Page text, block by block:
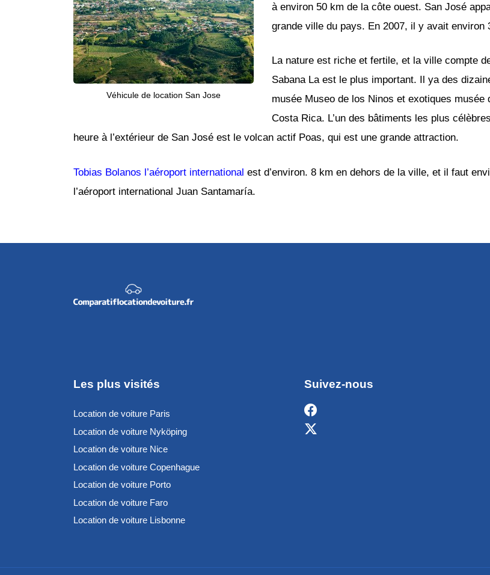
Véhicule de location San Jose
à environ 50 km de la côte ouest. San José
grande ville du pays. En 2007, il y avait environ
La nature est riche et fertile, et la ville compte
Sabana La est le plus important. Il ya des
musée Museo de los Ninos et exotiques
Costa Rica. L’un des bâtiments les plus
heure à l’extérieur de San José est le volcan actif Poas, qui est une grande attraction.
Tobias Bolanos l’aéroport international est d’environ. 8 km en dehors de la ville, et il faut
l’aéroport international Juan Santamaría.
Les plus visités
Location de voiture Paris
Location de voiture Nyköping
Location de voiture Nice
Location de voiture Copenhague
Location de voiture Porto
Location de voiture Faro
Location de voiture Lisbonne
Suivez-nous